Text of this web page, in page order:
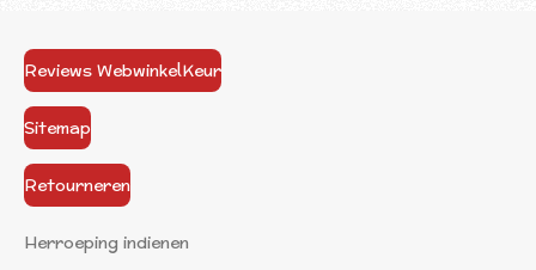
Reviews WebwinkelKeur
Sitemap
Retourneren
Herroeping indienen